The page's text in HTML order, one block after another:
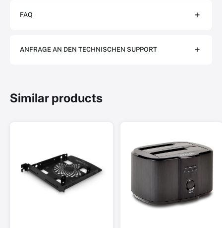
FAQ
ANFRAGE AN DEN TECHNISCHEN SUPPORT
Similar products